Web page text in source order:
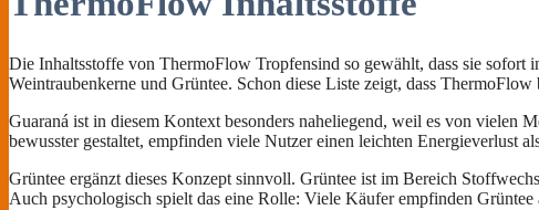
Die Inhaltsstoffe von ThermoFlow Tropfensind so gewählt, dass sie
Weintraubenkerne und Grüntee. Schon diese Liste zeigt, dass
Guaraná ist in diesem Kontext besonders naheliegend, weil es von vielen
bewusster gestaltet, empfinden viele Nutzer einen leichten Energieverlust
Grüntee ergänzt dieses Konzept sinnvoll. Grüntee ist im Bereich
Auch psychologisch spielt das eine Rolle: Viele Käufer empfinden